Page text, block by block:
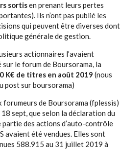
sortisen prenant leurs pertes
Ils n’ont pas publié les
qui peuvent être diverses dont
générale de gestion.
actionnaires l’avaient
le forum de Boursorama, la
K€ de titres en août 2019 (nous
post sur boursorama)
forumeurs de Boursorama (fplessis)
sept, que selon la déclaration du
partie des actions d’auto-contrôle
avaient été vendues. Elles sont
588.915 au 31 juillet 2019 à